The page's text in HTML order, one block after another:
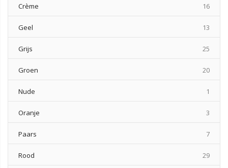
Crème 16
Geel 13
Grijs 25
Groen 20
Nude 1
Oranje 3
Paars 7
Rood 29